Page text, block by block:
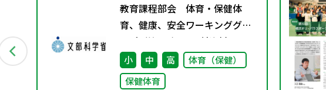
教育課程部会 体育・保健体
育、健康、安全ワーキンググル
ープ（第3回） 配付資料
小 中 高
体育（保健）
保健体育